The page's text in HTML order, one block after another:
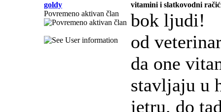
goldy
vitamini i slatkovodni
Povremeno aktivan član
bok ljudi!
od
da one
stavljaju u
jetru. do